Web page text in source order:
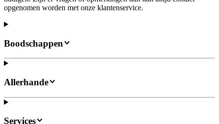
opgenomen worden met onze klantenservice.
Boodschappen
Allerhande
Services